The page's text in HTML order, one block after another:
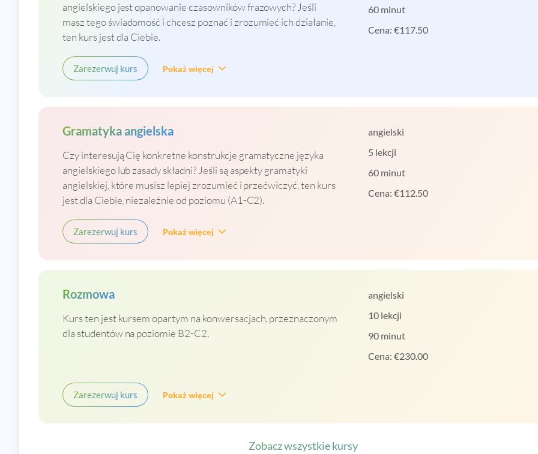
angielskiego jest opanowanie czasowników frazowych? Jeśli
masz tego świadomość i chcesz poznać i zrozumieć ich działanie,
ten kurs jest dla Ciebie.
60 minut
Cena: €117.50
Zarezerwuj kurs Pokaż więcej
Gramatyka angielska
Czy interesują Cię konkretne konstrukcje gramatyczne języka
angielskiego lub zasady składni? Jeśli są aspekty gramatyki
angielskiej, które musisz lepiej zrozumieć i przećwiczyć, ten kurs
jest dla Ciebie, niezależnie od poziomu (A1-C2).
angielski
5 lekcji
60 minut
Cena: €112.50
Zarezerwuj kurs Pokaż więcej
Rozmowa
Kurs ten jest kursem opartym na konwersacjach, przeznaczonym
dla studentów na poziomie B2-C2.
angielski
10 lekcji
90 minut
Cena: €230.00
Zarezerwuj kurs Pokaż więcej
Zobacz wszystkie kursy